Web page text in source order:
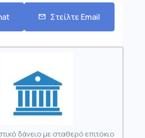
Στείλτε Email
δάνειο με σταθερό επιτόκιο